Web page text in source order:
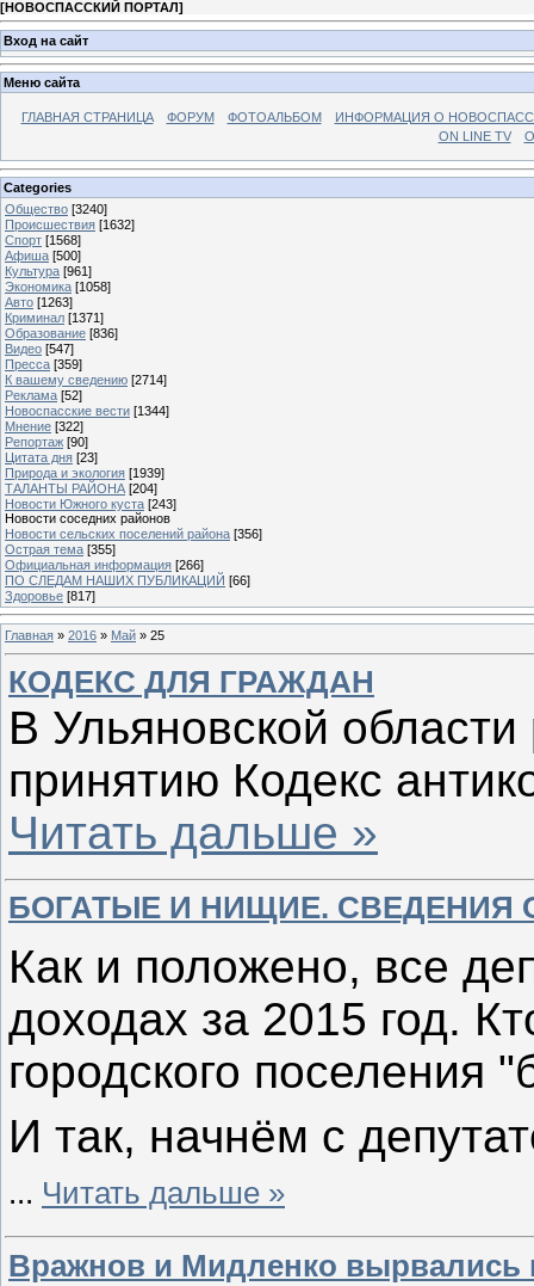
[НОВОСПАССКИЙ ПОРТАЛ]
Вход на сайт
Меню сайта
ГЛАВНАЯ СТРАНИЦА ФОРУМ ФОТОАЛЬБОМ
ИНФОРМАЦИЯ О
ON LINE TV
Categories
Общество [3240]
Происшествия [1632]
Спорт [1568]
Афиша [500]
Культура [961]
Экономика [1058]
Авто [1263]
Криминал [1371]
Образование [836]
Видео [547]
Пресса [359]
К вашему сведению [2714]
Реклама [52]
Новоспасские вести [1344]
Мнение [322]
Репортаж [90]
Цитата дня [23]
Природа и экология [1939]
ТАЛАНТЫ РАЙОНА [204]
Новости Южного куста [243]
Новости соседних районов
Новости сельских поселений района [356]
Острая тема [355]
Официальная информация [266]
ПО СЛЕДАМ НАШИХ ПУБЛИКАЦИЙ [66]
Здоровье [817]
Главная » 2016 » Май » 25
КОДЕКС ДЛЯ ГРАЖДАН
В Ульяновской области
принятию Кодекс
Читать дальше »
БОГАТЫЕ И НИЩИЕ. СВЕДЕНИЯ
Как и положено, все
доходах за 2015 год.
городского поселения
И так, начнём с
... Читать дальше »
Вражнов и Мидленко вырвались